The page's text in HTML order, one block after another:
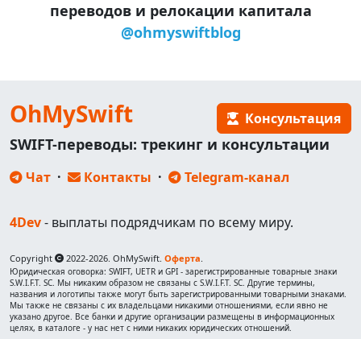
переводов и релокации капитала
@ohmyswiftblog
OhMySwift Консультация
SWIFT-переводы: трекинг и консультации
Чат · Контакты · Telegram-канал
4Dev- выплаты подрядчикам по всему миру.
Copyright 2022-2026. OhMySwift. Оферта.
Юридическая оговорка: SWIFT, UETR и GPI - зарегистрированные товарные знаки
S.W.I.F.T. SC. Мы никаким образом не связаны с S.W.I.F.T. SC. Другие термины,
названия и логотипы также могут быть зарегистрированными товарными знаками.
Мы также не связаны с их владельцами никакими отношениями, если явно не
указано другое. Все банки и другие организации размещены в информационных
целях, в каталоге - у нас нет с ними никаких юридических отношений.